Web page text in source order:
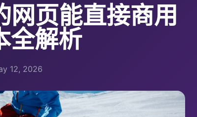
网页能直接商用
全解析
12, 2026